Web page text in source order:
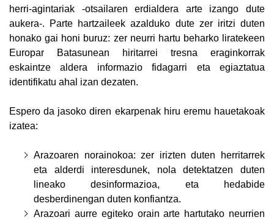
herri-agintariak -otsailaren erdialdera arte izango dute
aukera-. Parte hartzaileek azalduko dute zer iritzi duten
honako gai honi buruz: zer neurri hartu beharko liratekeen
Europar Batasunean hiritarrei tresna eraginkorrak
eskaintze aldera informazio fidagarri eta egiaztatua
identifikatu ahal izan dezaten.
Espero da jasoko diren ekarpenak hiru eremu hauetakoak
izatea:
Arazoaren norainokoa: zer irizten duten herritarrek
eta alderdi interesdunek, nola detektatzen duten
lineako desinformazioa, eta hedabide
desberdinengan duten konfiantza.
Arazoari aurre egiteko orain arte hartutako neurrien